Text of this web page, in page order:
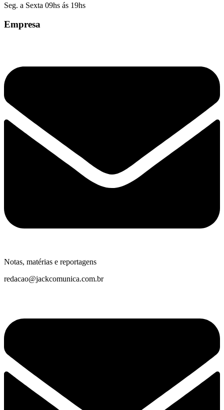
Seg. a Sexta 09hs ás 19hs
Empresa
Notas, matérias e reportagens
redacao@jackcomunica.com.br